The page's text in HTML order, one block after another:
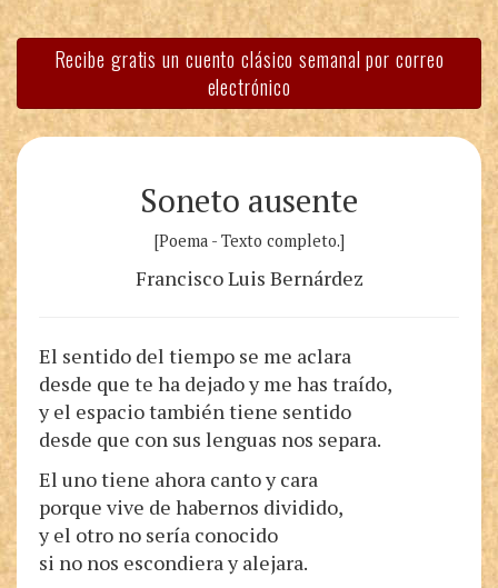
Recibe gratis un cuento clásico semanal por correo
electrónico
Soneto ausente
[Poema - Texto completo.]
Francisco Luis Bernárdez
El sentido del tiempo se me aclara
desde que te ha dejado y me has traído,
y el espacio también tiene sentido
desde que con sus lenguas nos separa.
El uno tiene ahora canto y cara
porque vive de habernos dividido,
y el otro no sería conocido
si no nos escondiera y alejara.